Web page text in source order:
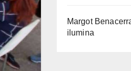
Margot
ilumina